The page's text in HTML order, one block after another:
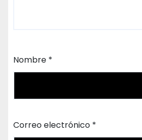
Nombre *
Correo electrónico *